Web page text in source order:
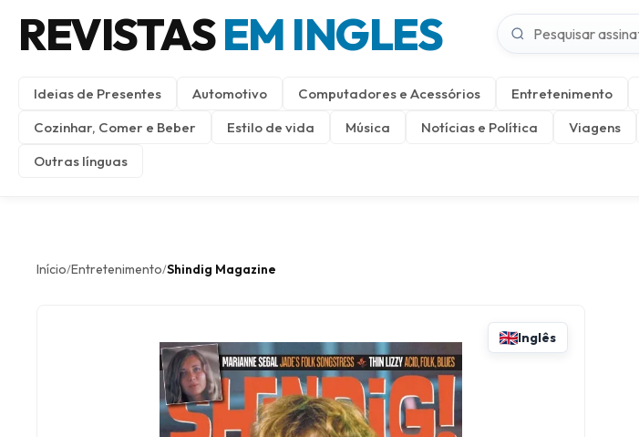
REVISTASEM INGLES
Ideias de Presentes Automotivo Computadores e Acessórios Entretenimento
Cozinhar, Comer e Beber
Estilo de vida Música Notícias e Política Viagens
Outras línguas
Início/Entretenimento/Shindig Magazine
Inglês